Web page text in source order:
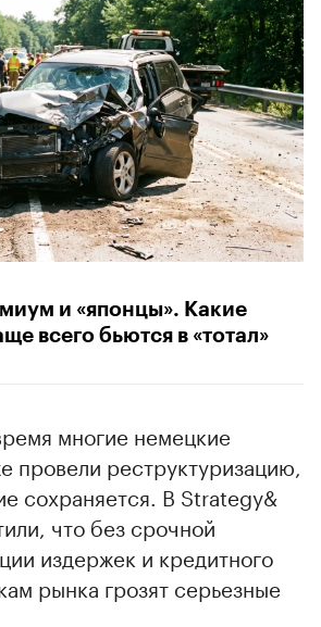
и «японцы». Какие
всего бьются в «тотал»
многие немецкие
провели реструктуризацию,
сохраняется. В Strategy&
что без срочной
издержек и кредитного
рынка грозят серьезные